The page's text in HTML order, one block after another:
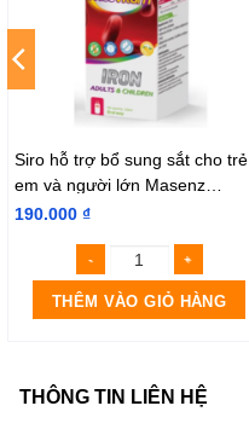
Siro hỗ trợ bổ sung sắt cho trẻ
em và người lớn Masenz
Masvitam Iron
190.000 ₫
THÊM VÀO GIỎ HÀNG
THÔNG TIN LIÊN HỆ